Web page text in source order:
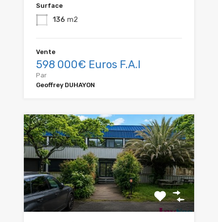
Surface
136 m2
Vente
598 000€ Euros F.A.I
Par
Geoffrey DUHAYON